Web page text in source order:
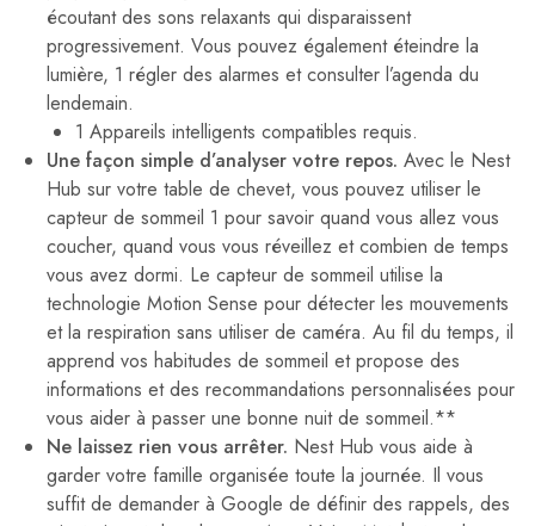
écoutant des sons relaxants qui disparaissent
progressivement. Vous pouvez également éteindre la
lumière, 1 régler des alarmes et consulter l’agenda du
lendemain.
1 Appareils intelligents compatibles requis.
Une façon simple d’analyser votre repos. Avec le Nest
Hub sur votre table de chevet, vous pouvez utiliser le
capteur de sommeil 1 pour savoir quand vous allez vous
coucher, quand vous vous réveillez et combien de temps
vous avez dormi. Le capteur de sommeil utilise la
technologie Motion Sense pour détecter les mouvements
et la respiration sans utiliser de caméra. Au fil du temps, il
apprend vos habitudes de sommeil et propose des
informations et des recommandations personnalisées pour
vous aider à passer une bonne nuit de sommeil.**
Ne laissez rien vous arrêter. Nest Hub vous aide à
garder votre famille organisée toute la journée. Il vous
suffit de demander à Google de définir des rappels, des